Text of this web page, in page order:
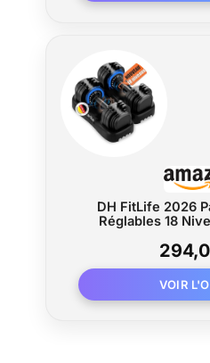
DH FitLife 2026
Réglables 18